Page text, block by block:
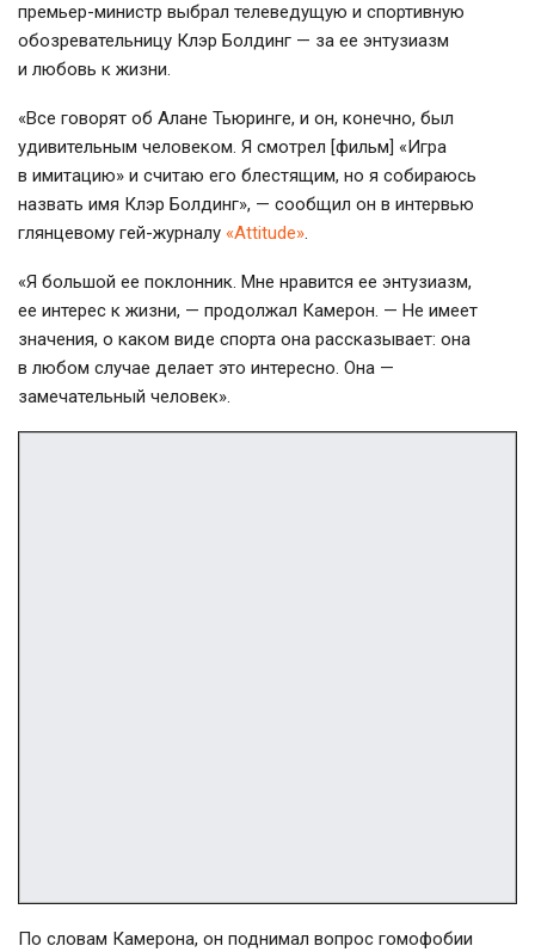
премьер-министр выбрал телеведущую и спортивную
обозревательницу Клэр Болдинг — за ее энтузиазм
и любовь к жизни.
«Все говорят об Алане Тьюринге, и он, конечно, был
удивительным человеком. Я смотрел [фильм] «Игра
в имитацию» и считаю его блестящим, но я собираюсь
назвать имя Клэр Болдинг», — сообщил он в интервью
глянцевому гей-журналу «Attitude».
«Я большой ее поклонник. Мне нравится ее энтузиазм,
ее интерес к жизни, — продолжал Камерон. — Не имеет
значения, о каком виде спорта она рассказывает: она
в любом случае делает это интересно. Она —
замечательный человек».
По словам Камерона, он поднимал вопрос гомофобии